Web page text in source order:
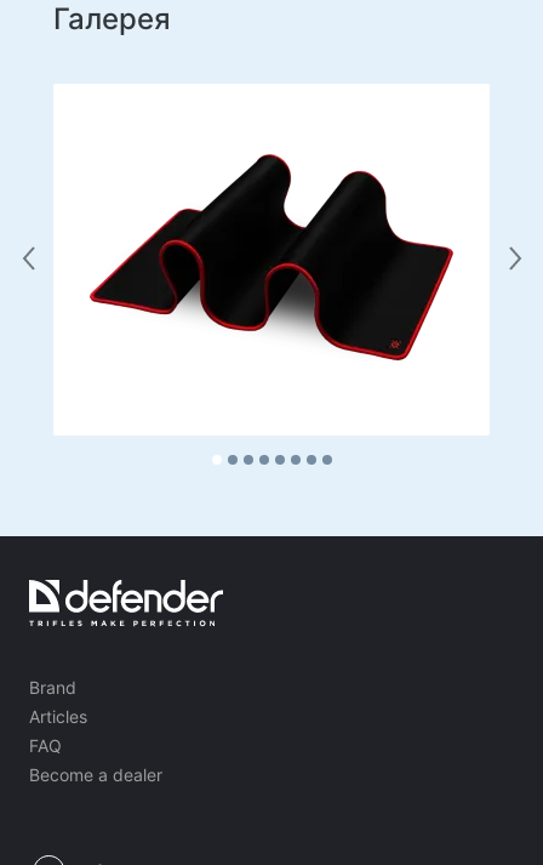
Галерея
Brand
Articles
FAQ
Become a dealer